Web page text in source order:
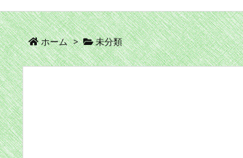
ホーム > 未分類